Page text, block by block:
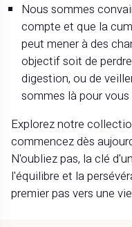
Nous sommes
compte et que la
peut mener à des
objectif soit de
digestion, ou de
sommes là pour
Explorez notre
commencez dès
N'oubliez pas, la clé
l'équilibre et la
premier pas vers une